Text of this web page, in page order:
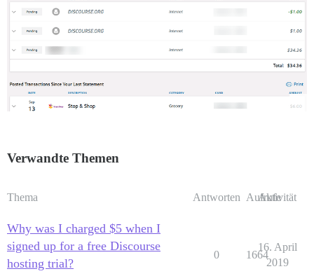
Verwandte Themen
Thema Antworten Aufrufe
Aktivität
Why was I charged $5 when I
signed up for a free Discourse
hosting trial?
0 1664
16. April
2019